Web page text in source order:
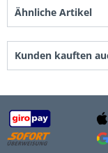
Ähnliche Artikel
Kunden kauften